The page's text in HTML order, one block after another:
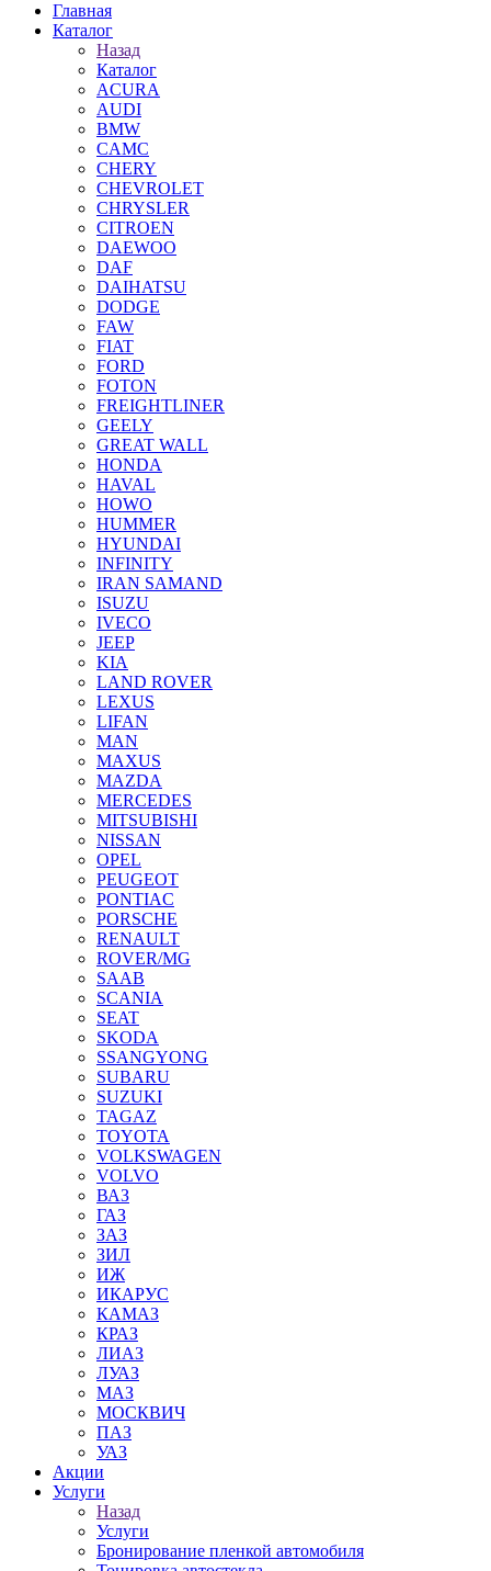
Главная
Каталог
Назад
Каталог
ACURA
AUDI
BMW
CAMC
CHERY
CHEVROLET
CHRYSLER
CITROEN
DAEWOO
DAF
DAIHATSU
DODGE
FAW
FIAT
FORD
FOTON
FREIGHTLINER
GEELY
GREAT WALL
HONDA
HAVAL
HOWO
HUMMER
HYUNDAI
INFINITY
IRAN SAMAND
ISUZU
IVECO
JEEP
KIA
LAND ROVER
LEXUS
LIFAN
MAN
MAXUS
MAZDA
MERCEDES
MITSUBISHI
NISSAN
OPEL
PEUGEOT
PONTIAC
PORSCHE
RENAULT
ROVER/MG
SAAB
SCANIA
SEAT
SKODA
SSANGYONG
SUBARU
SUZUKI
TAGAZ
TOYOTA
VOLKSWAGEN
VOLVO
ВАЗ
ГАЗ
ЗАЗ
ЗИЛ
ИЖ
ИКАРУС
КАМАЗ
КРАЗ
ЛИАЗ
ЛУАЗ
МАЗ
МОСКВИЧ
ПАЗ
УАЗ
Акции
Услуги
Назад
Услуги
Бронирование пленкой автомобиля